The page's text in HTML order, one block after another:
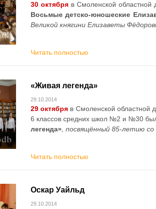
30 октября в Смоленской областной
Восьмые детско-юношеские
Великой княгини Елизаветы
Читать полностью
«Живая легенда»
29.10.2014
29 октября в Смоленской областной
6 классов средних школ №2 и №30
легенда» , посвящённый 85-летию
Читать полностью
Оскар Уайльд
29.10.2014